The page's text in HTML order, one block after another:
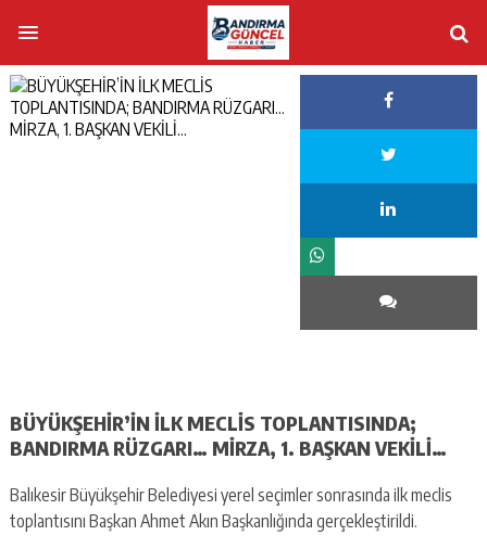
BÜYÜKŞEHİR’İN İLK MECLİS TOPLANTISINDA;
BANDIRMA RÜZGARI… MİRZA, 1. BAŞKAN VEKİLİ…
Balıkesir Büyükşehir Belediyesi yerel seçimler sonrasında ilk meclis
toplantısını Başkan Ahmet Akın Başkanlığında gerçekleştirildi.